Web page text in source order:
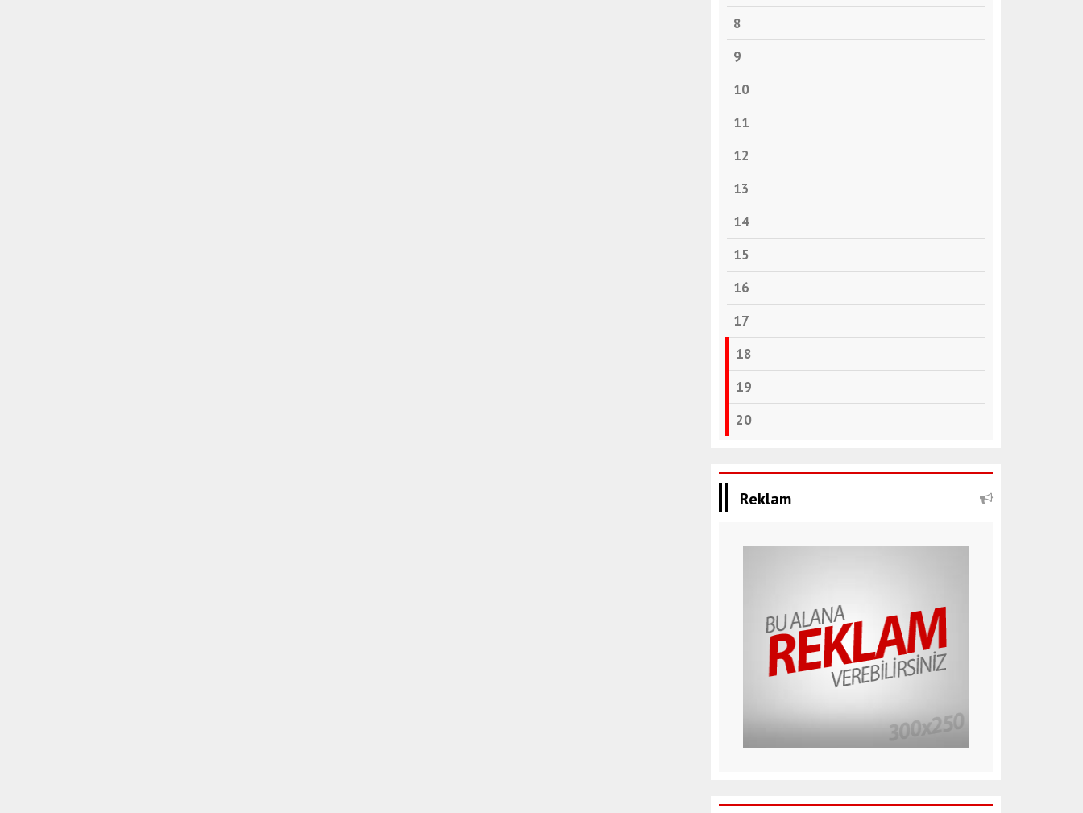
8
9
10
11
12
13
14
15
16
17
18
19
20
Reklam